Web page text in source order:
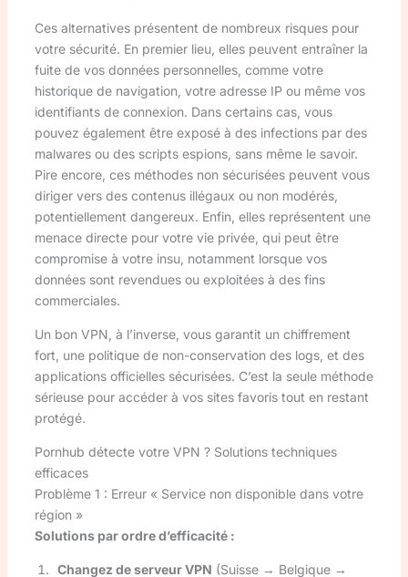
Ces alternatives présentent de nombreux risques pour
votre sécurité. En premier lieu, elles peuvent entraîner la
fuite de vos données personnelles, comme votre
historique de navigation, votre adresse IP ou même vos
identifiants de connexion. Dans certains cas, vous
pouvez également être exposé à des infections par des
malwares ou des scripts espions, sans même le savoir.
Pire encore, ces méthodes non sécurisées peuvent vous
diriger vers des contenus illégaux ou non modérés,
potentiellement dangereux. Enfin, elles représentent une
menace directe pour votre vie privée, qui peut être
compromise à votre insu, notamment lorsque vos
données sont revendues ou exploitées à des fins
commerciales.
Un bon VPN, à l’inverse, vous garantit un chiffrement
fort, une politique de non-conservation des logs, et des
applications officielles sécurisées. C’est la seule méthode
sérieuse pour accéder à vos sites favoris tout en restant
protégé.
Pornhub détecte votre VPN ? Solutions techniques
efficaces
Problème 1 : Erreur « Service non disponible dans votre
région »
Solutions par ordre d’efficacité :
Changez de serveur VPN (Suisse → Belgique →